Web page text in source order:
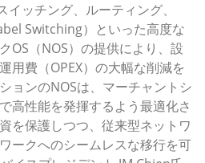
ッチング、ルーティング、
Switching）といった高度な
OS（NOS）の提供により、設
用費（OPEX）の大幅な削減を
ョンのNOSは、マーチャントシ
高性能を発揮するよう最適化さ
を保護しつつ、従来型ネットワ
ークへのシームレスな移行を可